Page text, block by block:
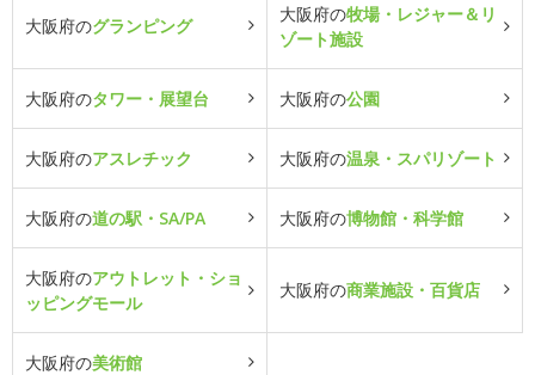
大阪府のグランピング
大阪府の牧場・レジャー＆リ
ゾート施設
大阪府のタワー・展望台 大阪府の公園
大阪府のアスレチック 大阪府の温泉・スパリゾート
大阪府の道の駅・SA/PA 大阪府の博物館・科学館
大阪府のアウトレット・ショ
ッピングモール
大阪府の商業施設・百貨店
大阪府の美術館